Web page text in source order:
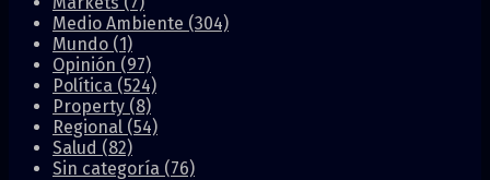
Medio Ambiente (304)
Mundo (1)
Opinión (97)
Política (524)
Property (8)
Regional (54)
Salud (82)
Sin categoría (76)